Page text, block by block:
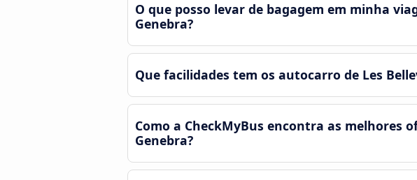
O que posso levar de bagagem em minha
Genebra?
Que facilidades tem os autocarro de Les
Como a CheckMyBus encontra as melhores
Genebra?